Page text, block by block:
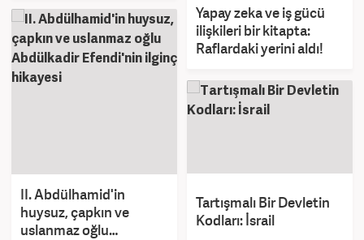
Yapay zeka ve iş gücü
ilişkileri bir kitapta:
Raflardaki yerini aldı!
II. Abdülhamid'in
huysuz, çapkın ve
uslanmaz oğlu
Tartışmalı Bir Devletin
Kodları: İsrail